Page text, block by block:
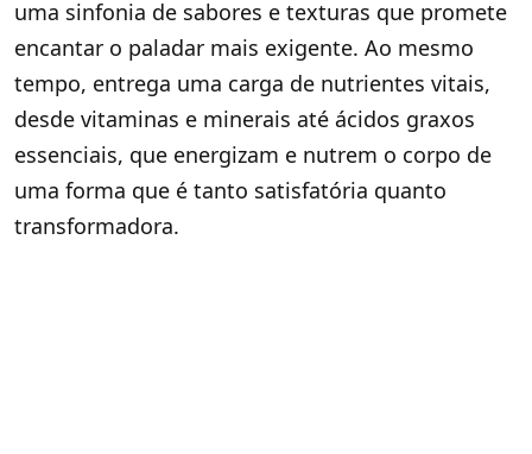
uma sinfonia de sabores e texturas que promete
encantar o paladar mais exigente. Ao mesmo
tempo, entrega uma carga de nutrientes vitais,
desde vitaminas e minerais até ácidos graxos
essenciais, que energizam e nutrem o corpo de
uma forma que é tanto satisfatória quanto
transformadora.